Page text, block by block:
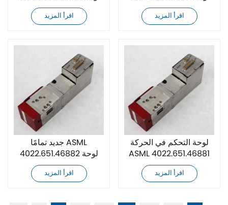
التحكم في طاقة الليزر
اقرأ المزيد
التحكم في طاقة الليزر
اقرأ المزيد
جديد تمامًا ASML
4022.651.46882 لوحة
التحكم بالحركة
اقرأ المزيد
لوحة التحكم في الحركة
ASML 4022.651.46881
جديدة تمامًا
اقرأ المزيد